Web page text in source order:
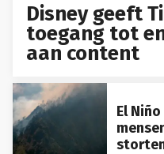
Disney geeft
toegang tot
aan content
El